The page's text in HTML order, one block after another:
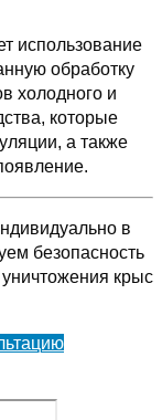
использование
обработку
холодного и
которые
а также
в
безопасность
крыс